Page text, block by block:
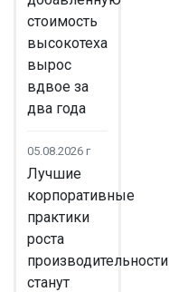
стоимость
высокотеха
вырос
вдвое за
два года
05.08.2026 г
Лучшие
корпоративные
практики
роста
производительности
станут